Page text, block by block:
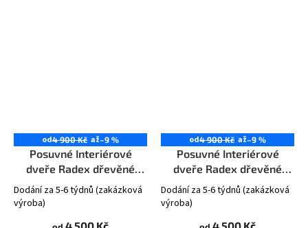
od4 900 Kč až–9 %
Posuvné Interiérové
dveře Radex dřevěné
MANHATTAN 6S
Dodání za 5-6 týdnů (zakázková
výroba)
od4 900 Kč až–9 %
Posuvné Interiérové
dveře Radex dřevěné
MANHATTAN Plné
Dodání za 5-6 týdnů (zakázková
výroba)